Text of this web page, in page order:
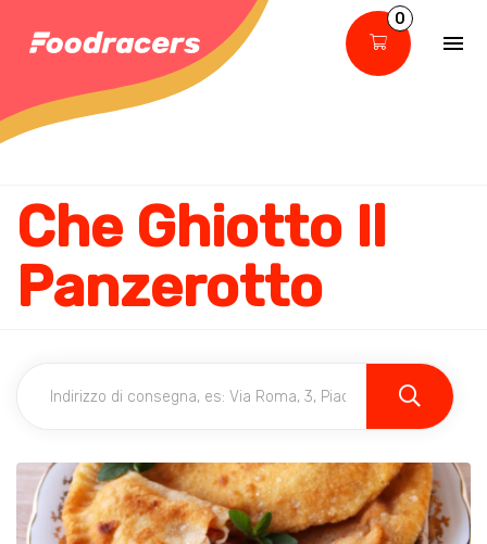
0
Che Ghiotto Il
Panzerotto